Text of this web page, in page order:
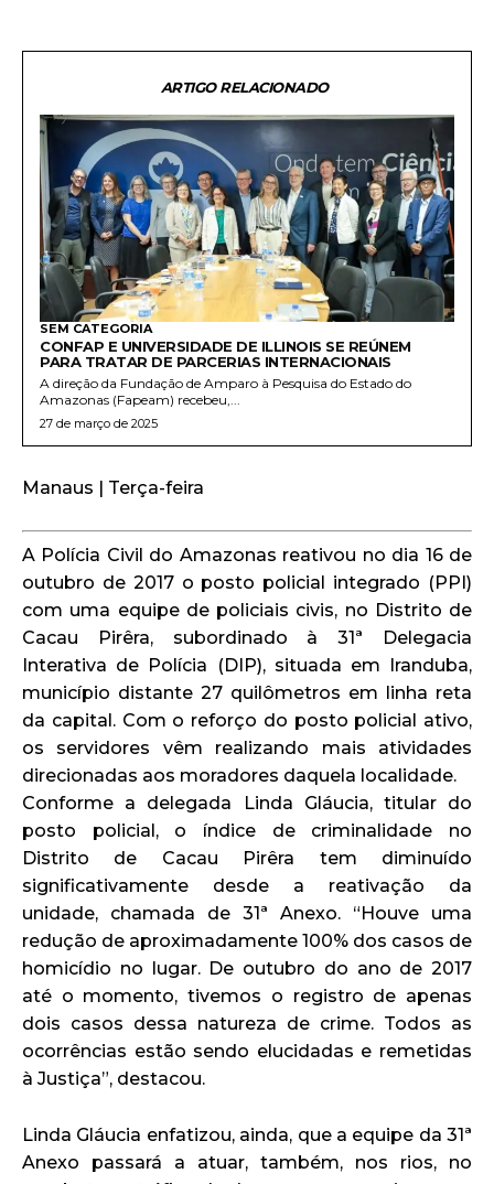
ARTIGO RELACIONADO
SEM CATEGORIA
CONFAP E UNIVERSIDADE DE ILLINOIS SE REÚNEM
PARA TRATAR DE PARCERIAS INTERNACIONAIS
A direção da Fundação de Amparo à Pesquisa do Estado do
Amazonas (Fapeam) recebeu,...
27 de março de 2025
Manaus | Terça-feira
A Polícia Civil do Amazonas reativou no dia 16 de
outubro de 2017 o posto policial integrado (PPI)
com uma equipe de policiais civis, no Distrito de
Cacau Pirêra, subordinado à 31ª Delegacia
Interativa de Polícia (DIP), situada em Iranduba,
município distante 27 quilômetros em linha reta
da capital. Com o reforço do posto policial ativo,
os servidores vêm realizando mais atividades
direcionadas aos moradores daquela localidade.
Conforme a delegada Linda Gláucia, titular do
posto policial, o índice de criminalidade no
Distrito de Cacau Pirêra tem diminuído
significativamente desde a reativação da
unidade, chamada de 31ª Anexo. “Houve uma
redução de aproximadamente 100% dos casos de
homicídio no lugar. De outubro do ano de 2017
até o momento, tivemos o registro de apenas
dois casos dessa natureza de crime. Todos as
ocorrências estão sendo elucidadas e remetidas
à Justiça”, destacou.
Linda Gláucia enfatizou, ainda, que a equipe da 31ª
Anexo passará a atuar, também, nos rios, no